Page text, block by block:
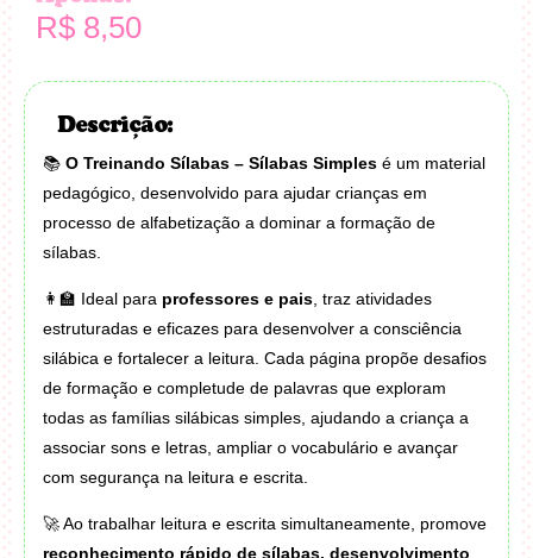
R$ 8,50
Descrição:
📚 O Treinando Sílabas – Sílabas Simples é um material
pedagógico, desenvolvido para ajudar crianças em
processo de alfabetização a dominar a formação de
sílabas.
👩 Ideal para professores e pais , traz atividades
estruturadas e eficazes para desenvolver a consciência
silábica e fortalecer a leitura. Cada página propõe desafios
de formação e completude de palavras que exploram
todas as famílias silábicas simples, ajudando a criança a
associar sons e letras, ampliar o vocabulário e avançar
com segurança na leitura e escrita.
🚀Ao trabalhar leitura e escrita simultaneamente, promove
reconhecimento rápido de sílabas, desenvolvimento